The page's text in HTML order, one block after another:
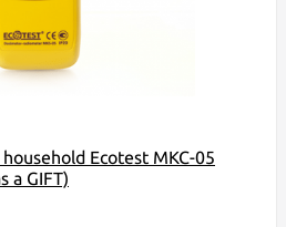
Ecotest МКС-05
a GIFT)
Yes